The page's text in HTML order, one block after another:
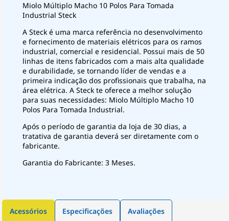
Miolo Múltiplo Macho 10 Polos Para Tomada
Industrial Steck
A Steck é uma marca referência no desenvolvimento
e fornecimento de materiais elétricos para os ramos
industrial, comercial e residencial. Possui mais de 50
linhas de itens fabricados com a mais alta qualidade
e durabilidade, se tornando líder de vendas e a
primeira indicação dos profissionais que trabalha, na
área elétrica. A Steck te oferece a melhor solução
para suas necessidades: Miolo Múltiplo Macho 10
Polos Para Tomada Industrial.
Após o período de garantia da loja de 30 dias, a
tratativa de garantia deverá ser diretamente com o
fabricante.
Garantia do Fabricante: 3 Meses.
Acessórios Especificações Avaliações